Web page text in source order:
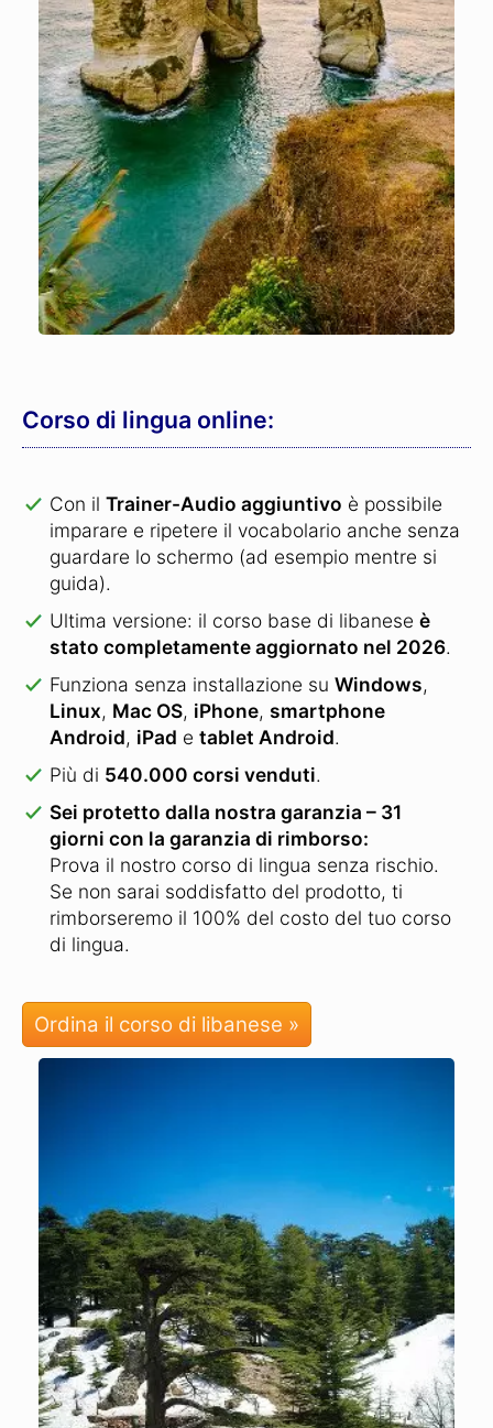
Corso di lingua online:
Con il Trainer-Audio aggiuntivo è possibile
imparare e ripetere il vocabolario anche senza
guardare lo schermo (ad esempio mentre si
guida).
Ultima versione: il corso base di libanese è
stato completamente aggiornato nel 2026.
Funziona senza installazione su Windows,
Linux, Mac OS, iPhone, smartphone
Android, iPad e tablet Android.
Più di 540.000 corsi venduti.
Sei protetto dalla nostra garanzia – 31
giorni con la garanzia di rimborso:
Prova il nostro corso di lingua senza rischio.
Se non sarai soddisfatto del prodotto, ti
rimborseremo il 100% del costo del tuo corso
di lingua.
Ordina il corso di libanese »